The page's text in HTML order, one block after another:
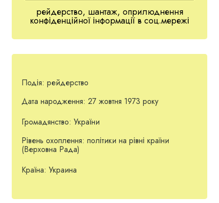
рейдерство, шантаж, оприлюднення
конфіденційної інформації в соц.мережі
Подія: рейдерство
Дата народження: 27 жовтня 1973 року
Громадянство: України
Рівень охоплення: політики на рівні країни
(Верховна Рада)
Країна: Украина